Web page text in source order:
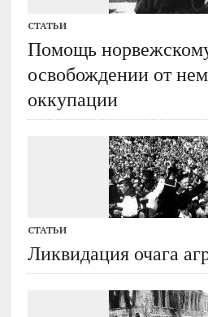
СТАТЬИ
Помощь
освобождении от
оккупации
СТАТЬИ
Ликвидация очага